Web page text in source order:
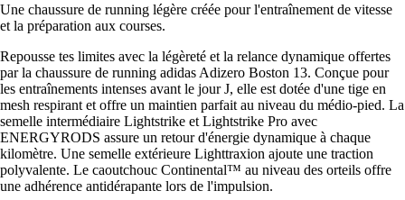
Une chaussure de running légère créée pour l'entraînement de vitesse
et la préparation aux courses.
Repousse tes limites avec la légèreté et la relance dynamique offertes
par la chaussure de running adidas Adizero Boston 13. Conçue pour
les entraînements intenses avant le jour J, elle est dotée d'une tige en
mesh respirant et offre un maintien parfait au niveau du médio-pied. La
semelle intermédiaire Lightstrike et Lightstrike Pro avec
ENERGYRODS assure un retour d'énergie dynamique à chaque
kilomètre. Une semelle extérieure Lighttraxion ajoute une traction
polyvalente. Le caoutchouc Continental™ au niveau des orteils offre
une adhérence antidérapante lors de l'impulsion.